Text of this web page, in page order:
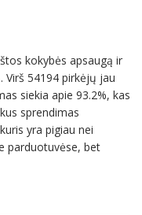
kokybės apsaugą ir
Virš 54194 pirkėjų jau
siekia apie 93.2%, kas
sprendimas
yra pigiau nei
parduotuvėse, bet